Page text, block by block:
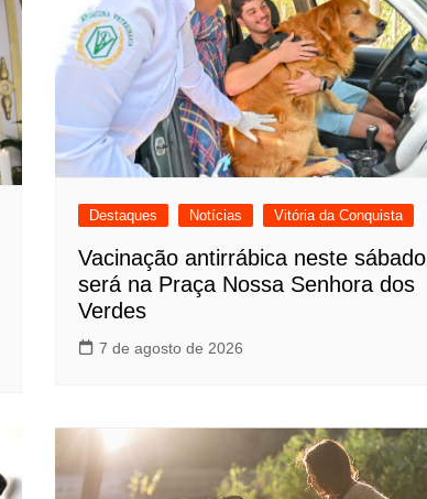
Destaques Notícias Vitória da Conquista
Vacinação antirrábica neste sábado
será na Praça Nossa Senhora dos
Verdes
7 de agosto de 2026